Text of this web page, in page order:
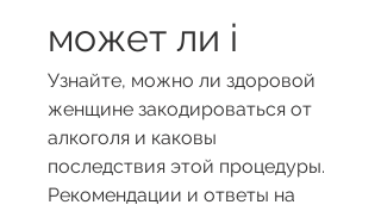
может ли i
Узнайте, можно ли здоровой
женщине закодироваться от
алкоголя и каковы
последствия этой процедуры.
Рекомендации и ответы на